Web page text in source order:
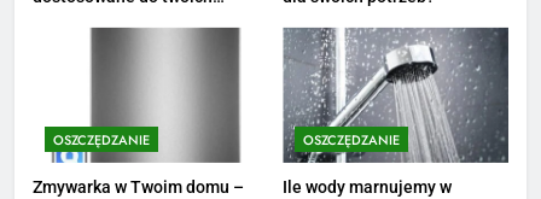
podwyżkę
Ile zarabia nauczyciel
matematyki: średnie zarobki,
dodatki i perspektywy
ZAROBKI
OSZCZĘDZANIE
Zmywarka w Twoim domu –
OSZCZĘDZANIE
Ile wody marnujemy w